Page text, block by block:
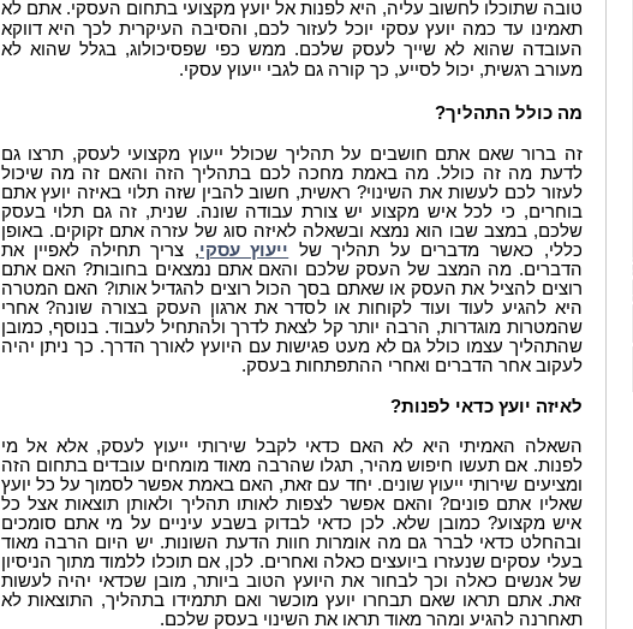
טובה שתוכלו לחשוב עליה, היא לפנות אל יועץ מקצועי בתחום העסקי. אתם לא
תאמינו עד כמה יועץ עסקי יוכל לעזור לכם, והסיבה העיקרית לכך היא דווקא
העובדה שהוא לא שייך לעסק שלכם. ממש כפי שפסיכולוג, בגלל שהוא לא
מעורב רגשית, יכול לסייע, כך קורה גם לגבי ייעוץ עסקי.
מה כולל התהליך?
זה ברור שאם אתם חושבים על תהליך שכולל ייעוץ מקצועי לעסק, תרצו גם
לדעת מה זה כולל. מה באמת מחכה לכם בתהליך הזה והאם זה מה שיכול
לעזור לכם לעשות את השינוי? ראשית, חשוב להבין שזה תלוי באיזה יועץ אתם
בוחרים, כי לכל איש מקצוע יש צורת עבודה שונה. שנית, זה גם תלוי בעסק
שלכם, במצב שבו הוא נמצא ובשאלה לאיזה סוג של עזרה אתם זקוקים. באופן
כללי, כאשר מדברים על תהליך של ייעוץ עסקי, צריך תחילה לאפיין את
הדברים. מה המצב של העסק שלכם והאם אתם נמצאים בחובות? האם אתם
רוצים להציל את העסק או שאתם בסך הכול רוצים להגדיל אותו? האם המטרה
היא להגיע לעוד ועוד לקוחות או לסדר את ארגון העסק בצורה שונה? אחרי
שהמטרות מוגדרות, הרבה יותר קל לצאת לדרך ולהתחיל לעבוד. בנוסף, כמובן
שהתהליך עצמו כולל גם לא מעט פגישות עם היועץ לאורך הדרך. כך ניתן יהיה
לעקוב אחר הדברים ואחרי ההתפתחות בעסק.
לאיזה יועץ כדאי לפנות?
השאלה האמיתי היא לא האם כדאי לקבל שירותי ייעוץ לעסק, אלא אל מי
לפנות. אם תעשו חיפוש מהיר, תגלו שהרבה מאוד מומחים עובדים בתחום הזה
ומציעים שירותי ייעוץ שונים. יחד עם זאת, האם באמת אפשר לסמוך על כל יועץ
שאליו אתם פונים? והאם אפשר לצפות לאותו תהליך ולאותן תוצאות אצל כל
איש מקצוע? כמובן שלא. לכן כדאי לבדוק בשבע עיניים על מי אתם סומכים
ובהחלט כדאי לברר גם מה אומרות חוות הדעת השונות. יש היום הרבה מאוד
בעלי עסקים שנעזרו ביועצים כאלה ואחרים. לכן, אם תוכלו ללמוד מתוך הניסיון
של אנשים כאלה וכך לבחור את היועץ הטוב ביותר, מובן שכדאי יהיה לעשות
זאת. אתם תראו שאם תבחרו יועץ מוכשר ואם תתמידו בתהליך, התוצאות לא
תאחרנה להגיע ומהר מאוד תראו את השינוי בעסק שלכם.